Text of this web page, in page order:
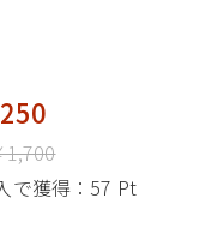
1,700
で獲得： 57 Pt